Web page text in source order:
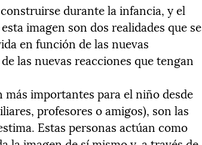
durante la infancia, y el
imagen son dos realidades que se
en función de las nuevas
las nuevas reacciones que tengan
más importantes para el niño desde
profesores o amigos), son las
Estas personas actúan como